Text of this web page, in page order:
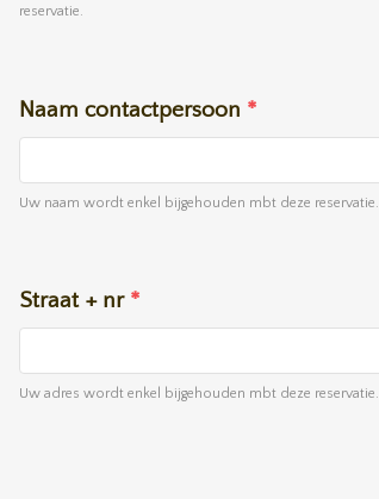
reservatie.
Naam contactpersoon *
Uw naam wordt enkel bijgehouden mbt deze reservatie.
Straat + nr *
Uw adres wordt enkel bijgehouden mbt deze reservatie.